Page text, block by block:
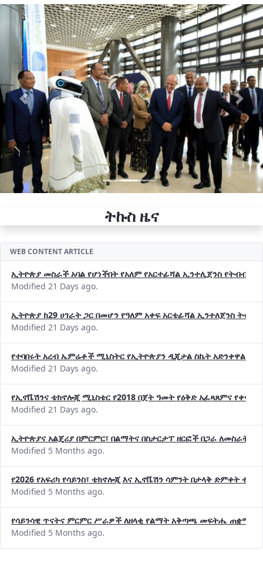
Previous Next
ትኩስ ዜና
WEB CONTENT ARTICLE
ኢትዮጵያ መስራች አባል የሆነችበት የአለም የአርተፊሻል ኢንተሊጀንስ የትብብር
Modified 21 Days ago.
ኢትዮጵያ ከ29 ሀገራት ጋር በመሆን የዓለም አቀፍ አርቴፊሻል ኢንተለጀንስ
Modified 21 Days ago.
የተባበሩት አረብ ኤምሬቶች ሚኒስትር የኢትዮጵያን ዲጂታል ስኬት አድንቀዋል
Modified 21 Days ago.
የኢኖቬሽንና ቴክኖሎጂ ሚኒስቴር የ2018 በጀት ዓመት የዕቅድ አፈጻጸምና
Modified 21 Days ago.
ኢትዮጵያና አልጄሪያ በምርምር፣ በልማትና በስታርታፕ ዘርፎች በጋራ ለመስራት
Modified 5 Months ago.
የ2026 የአፍሪካ የሳይንስ፣ ቴክኖሎጂ እና ኢኖቬሽን ሳምንት በታላቅ ድምቀት
Modified 5 Months ago.
የሳይንሳዊ ጥናትና ምርምር ሥራዎች ለዘላቂ የልማት አቅጣጫ መፍትሔ ጠቋሚ
Modified 5 Months ago.